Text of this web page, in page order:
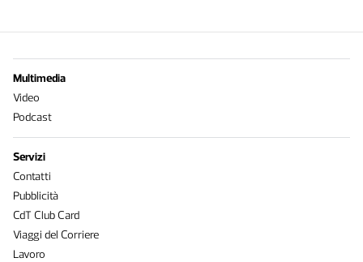
Multimedia
Video
Podcast
Servizi
Contatti
Pubblicità
CdT Club Card
Viaggi del Corriere
Lavoro